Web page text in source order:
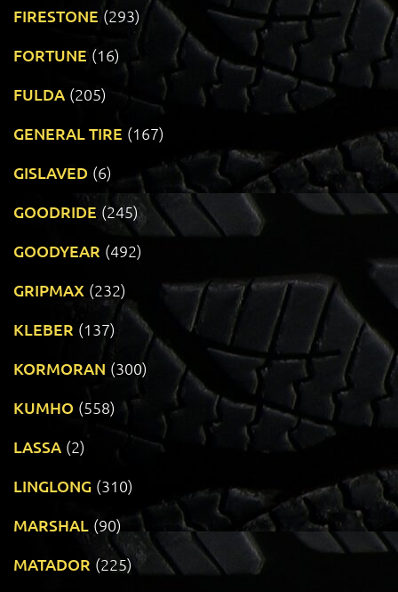
FIRESTONE (293)
FORTUNE (16)
FULDA (205)
GENERAL TIRE (167)
GISLAVED (6)
GOODRIDE (245)
GOODYEAR (492)
GRIPMAX (232)
KLEBER (137)
KORMORAN (300)
KUMHO (558)
LASSA (2)
LINGLONG (310)
MARSHAL (90)
MATADOR (225)